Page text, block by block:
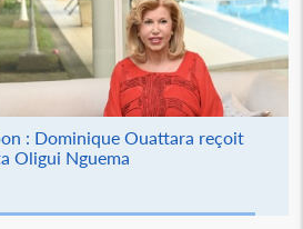
: Dominique Ouattara reçoit
Oligui Nguema